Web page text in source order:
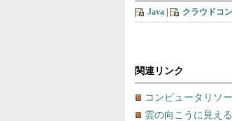
Java クラウドコ
関連リンク
コンピュータリソ
雲の向こうに見え